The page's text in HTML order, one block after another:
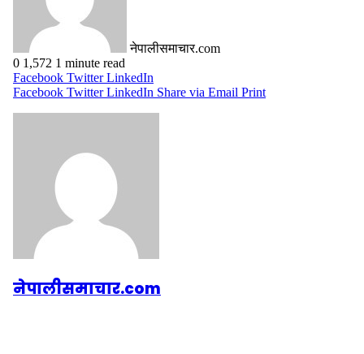
नेपालीसमाचार.com
0 1,572 1 minute read
Facebook Twitter LinkedIn
Facebook Twitter LinkedIn Share via Email Print
नेपालीसमाचार.com